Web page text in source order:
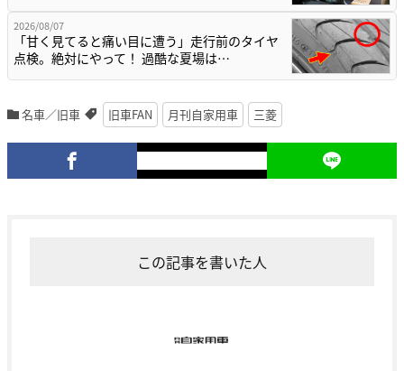
2026/08/07
「甘く見てると痛い目に遭う」走行前のタイヤ
点検。絶対にやって！ 過酷な夏場は…
名車／旧車 旧車FAN 月刊自家用車 三菱
この記事を書いた人